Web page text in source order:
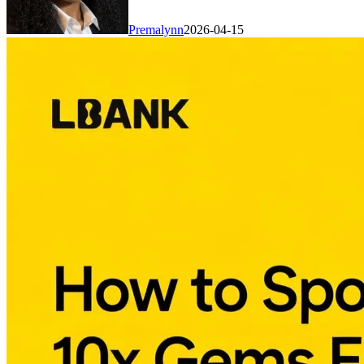
Premalynn2026-04-15